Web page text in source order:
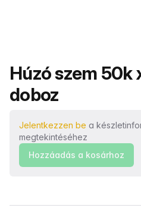
Termék neve
Húzó szem 50k
doboz
Jelentkezzen be a
megtekintéséhez
Hozzáadás a kosárhoz